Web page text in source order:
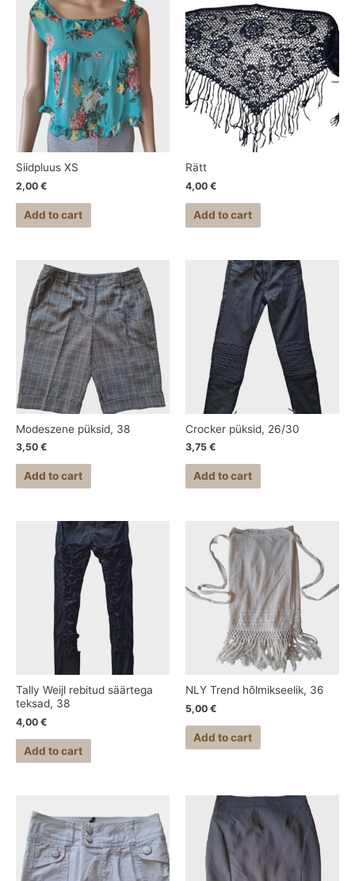
Siidpluus XS
2,00 €
Add to cart
Rätt
4,00 €
Add to cart
Modeszene püksid, 38
3,50 €
Add to cart
Crocker püksid, 26/30
3,75 €
Add to cart
Tally Weijl rebitud säärtega
teksad, 38
4,00 €
Add to cart
NLY Trend hõlmikseelik, 36
5,00 €
Add to cart